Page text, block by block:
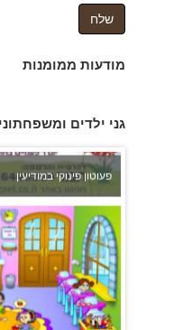
מודעות ממומנות
גני ילדים
פעוטון פינוקי במודיעין